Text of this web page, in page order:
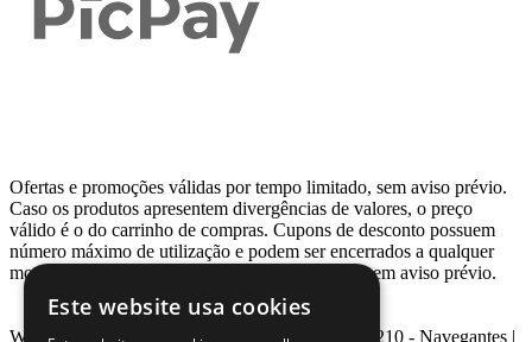
Ofertas e promoções válidas por tempo limitado, sem aviso prévio.
Caso os produtos apresentem divergências de valores, o preço
válido é o do carrinho de compras. Cupons de desconto possuem
número máximo de utilização e podem ser encerrados a qualquer
momento, de acordo com sua disponibilidade e sem aviso prévio.
Webcontinental LTDA | Travessa Venezuela, Nº 210 - Navegantes |
Este website usa cookies